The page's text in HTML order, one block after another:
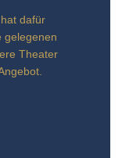
dafür
gelegenen
Theater